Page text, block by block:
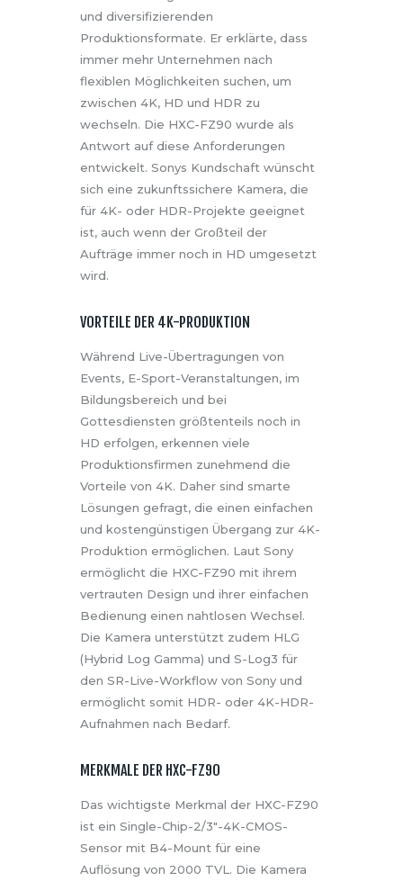
und diversifizierenden
Produktionsformate. Er erklärte, dass
immer mehr Unternehmen nach
flexiblen Möglichkeiten suchen, um
zwischen 4K, HD und HDR zu
wechseln. Die HXC-FZ90 wurde als
Antwort auf diese Anforderungen
entwickelt. Sonys Kundschaft wünscht
sich eine zukunftssichere Kamera, die
für 4K- oder HDR-Projekte geeignet
ist, auch wenn der Großteil der
Aufträge immer noch in HD umgesetzt
wird.
VORTEILE DER 4K-PRODUKTION
Während Live-Übertragungen von
Events, E-Sport-Veranstaltungen, im
Bildungsbereich und bei
Gottesdiensten größtenteils noch in
HD erfolgen, erkennen viele
Produktionsfirmen zunehmend die
Vorteile von 4K. Daher sind smarte
Lösungen gefragt, die einen einfachen
und kostengünstigen Übergang zur 4K-
Produktion ermöglichen. Laut Sony
ermöglicht die HXC-FZ90 mit ihrem
vertrauten Design und ihrer einfachen
Bedienung einen nahtlosen Wechsel.
Die Kamera unterstützt zudem HLG
(Hybrid Log Gamma) und S-Log3 für
den SR-Live-Workflow von Sony und
ermöglicht somit HDR- oder 4K-HDR-
Aufnahmen nach Bedarf.
MERKMALE DER HXC-FZ90
Das wichtigste Merkmal der HXC-FZ90
ist ein Single-Chip-2/3″-4K-CMOS-
Sensor mit B4-Mount für eine
Auflösung von 2000 TVL. Die Kamera